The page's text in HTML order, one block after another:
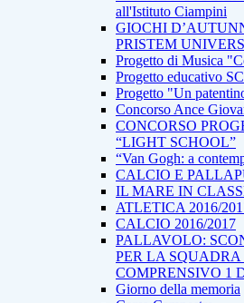
all'Istituto Ciampini
GIOCHI
PRISTEM
Progetto di Musica
Progetto educativo
Progetto "Un
Concorso Ance
CONCORSO
“LIGHT SCHOOL”
“Van Gogh: a
CALCIO E
IL MARE IN
ATLETICA 2016/
CALCIO 2016/2017
PALLAVOLO:
PER LA
COMPRENSIVO 1
Giorno della memoria